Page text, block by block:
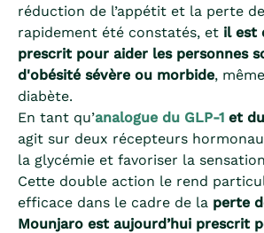
réduction de l’appétit et la perte
rapidement été constatés, et il est
prescrit pour aider les personnes
d'obésité sévère ou morbide,
diabète.
En tant qu’analogue du GLP-1 et
agit sur deux récepteurs
la glycémie et favoriser la
Cette double action le rend
efficace dans le cadre de la perte
Mounjaro est aujourd’hui prescrit